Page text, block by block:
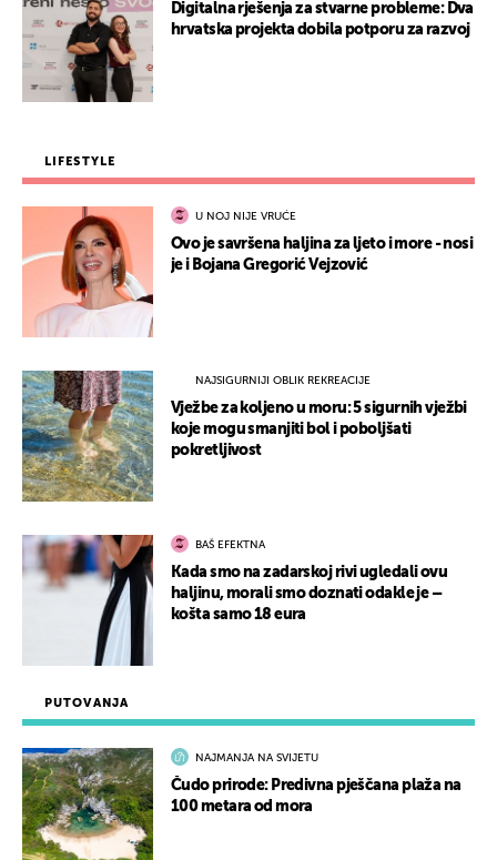
PUTOVANJA
NAJMANJA NA SVIJETU
Čudo prirode: Predivna pješčana plaža na
100 metara od mora
Digitalna rješenja za stvarne probleme: Dva
hrvatska projekta dobila potporu za razvoj
LIFESTYLE
U NOJ NIJE VRUĆE
Ovo je savršena haljina za ljeto i more - nosi
je i Bojana Gregorić Vejzović
NAJSIGURNIJI OBLIK REKREACIJE
Vježbe za koljeno u moru: 5 sigurnih vježbi
koje mogu smanjiti bol i poboljšati
pokretljivost
BAŠ EFEKTNA
Kada smo na zadarskoj rivi ugledali ovu
haljinu, morali smo doznati odakle je –
košta samo 18 eura